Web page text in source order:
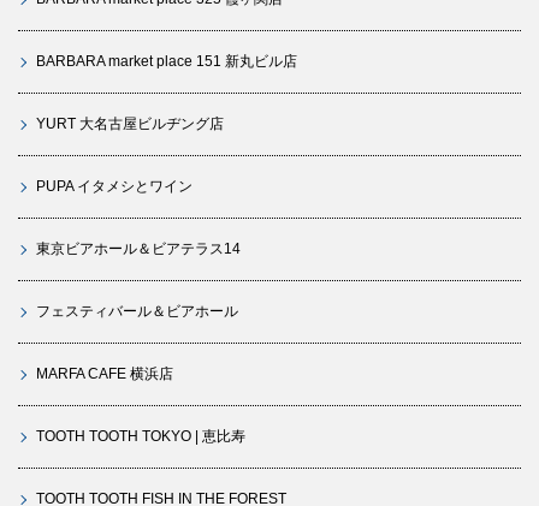
BARBARA market place 151 新丸ビル店
YURT 大名古屋ビルヂング店
PUPA イタメシとワイン
東京ビアホール＆ビアテラス14
フェスティバール＆ビアホール
MARFA CAFE 横浜店
TOOTH TOOTH TOKYO | 恵比寿
TOOTH TOOTH FISH IN THE FOREST